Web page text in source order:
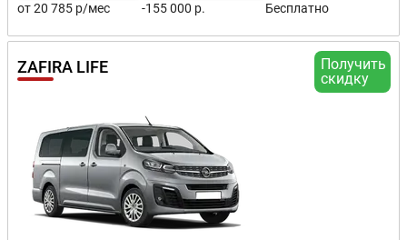
от 20 785 р/мес -155 000 р. Бесплатно
Получить
скидку
ZAFIRA LIFE